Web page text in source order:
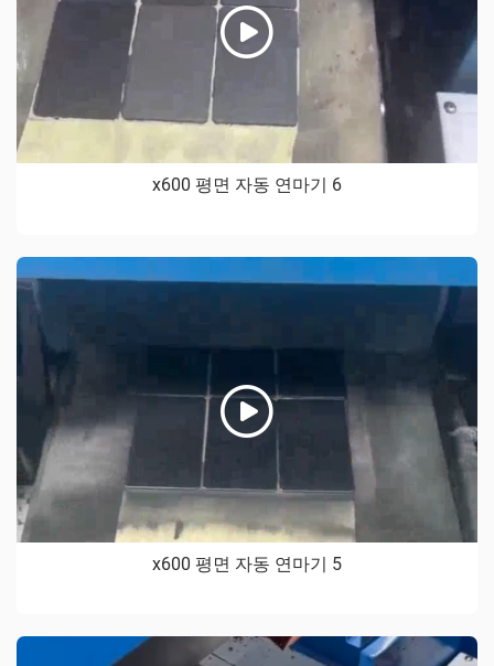
x600 평면 자동 연마기 6
x600 평면 자동 연마기 5